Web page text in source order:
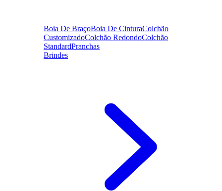
Boia De BraçoBoia De CinturaColchão
CustomizadoColchão RedondoColchão
StandardPranchas
Brindes